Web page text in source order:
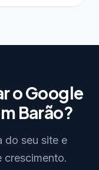
o Google
Barão?
do seu site e
crescimento.